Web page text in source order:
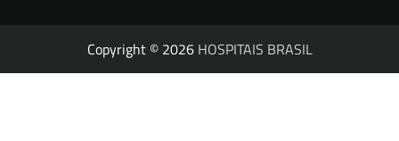
Copyright © 2026 HOSPITAIS BRASIL